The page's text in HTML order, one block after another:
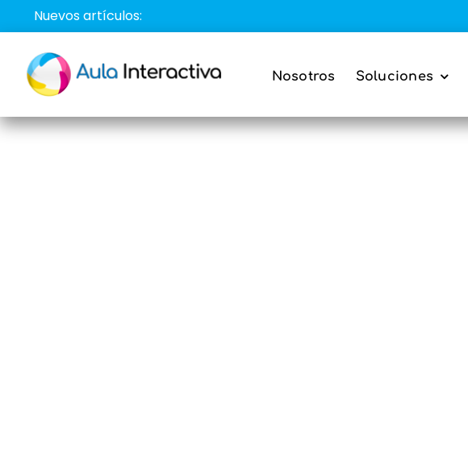
Saltar
al
contenido
Nuevos artículos:
Nosotros Soluciones